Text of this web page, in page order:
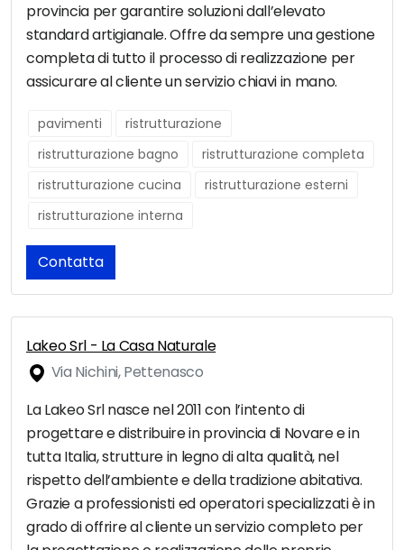
provincia per garantire soluzioni dall’elevato
standard artigianale. Offre da sempre una gestione
completa di tutto il processo di realizzazione per
assicurare al cliente un servizio chiavi in mano.
pavimenti
ristrutturazione
ristrutturazione bagno
ristrutturazione completa
ristrutturazione cucina
ristrutturazione esterni
ristrutturazione interna
Contatta
Lakeo Srl - La Casa Naturale
Via Nichini, Pettenasco
La Lakeo Srl nasce nel 2011 con l’intento di
progettare e distribuire in provincia di Novare e in
tutta Italia, strutture in legno di alta qualità, nel
rispetto dell’ambiente e della tradizione abitativa.
Grazie a professionisti ed operatori specializzati è in
grado di offrire al cliente un servizio completo per